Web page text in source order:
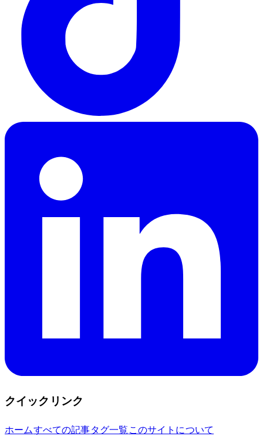
クイックリンク
ホームすべての記事タグ一覧 このサイトについて